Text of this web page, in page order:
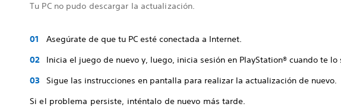
Tu PC no pudo descargar la actualización.
Asegúrate de que tu PC esté conectada a Internet.
Inicia el juego de nuevo y, luego, inicia sesión en PlayStation® cuando te lo
Sigue las instrucciones en pantalla para realizar la actualización de nuevo.
Si el problema persiste, inténtalo de nuevo más tarde.